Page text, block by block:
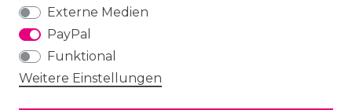
Externe Medien
PayPal
Funktional
Weitere Einstellungen